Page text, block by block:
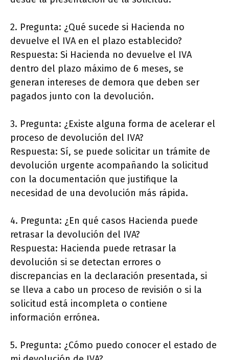
2. Pregunta: ¿Qué sucede si Hacienda no
devuelve el IVA en el plazo establecido?
Respuesta: Si Hacienda no devuelve el IVA
dentro del plazo máximo de 6 meses, se
generan intereses de demora que deben ser
pagados junto con la devolución.
3. Pregunta: ¿Existe alguna forma de acelerar el
proceso de devolución del IVA?
Respuesta: Sí, se puede solicitar un trámite de
devolución urgente acompañando la solicitud
con la documentación que justifique la
necesidad de una devolución más rápida.
4. Pregunta: ¿En qué casos Hacienda puede
retrasar la devolución del IVA?
Respuesta: Hacienda puede retrasar la
devolución si se detectan errores o
discrepancias en la declaración presentada, si
se lleva a cabo un proceso de revisión o si la
solicitud está incompleta o contiene
información errónea.
5. Pregunta: ¿Cómo puedo conocer el estado de